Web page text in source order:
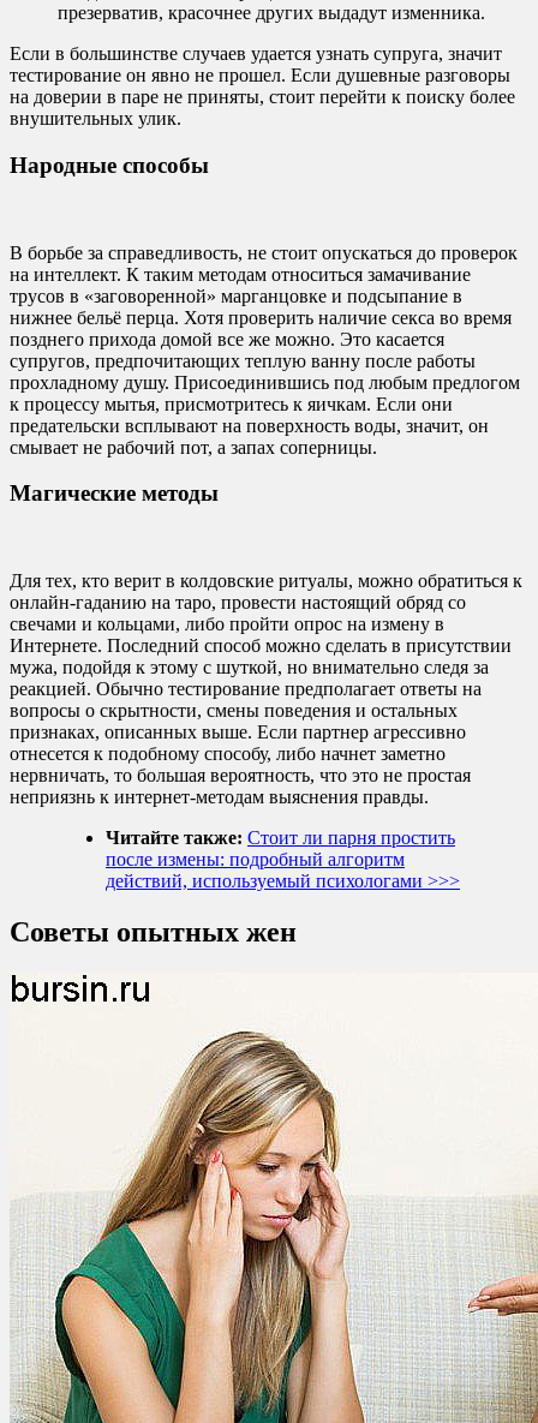
презерватив, красочнее других выдадут изменника.
Если в большинстве случаев удается узнать супруга, значит
тестирование он явно не прошел. Если душевные разговоры
на доверии в паре не приняты, стоит перейти к поиску более
внушительных улик.
Народные способы
В борьбе за справедливость, не стоит опускаться до проверок
на интеллект. К таким методам относиться замачивание
трусов в «заговоренной» марганцовке и подсыпание в
нижнее бельё перца. Хотя проверить наличие секса во время
позднего прихода домой все же можно. Это касается
супругов, предпочитающих теплую ванну после работы
прохладному душу. Присоединившись под любым предлогом
к процессу мытья, присмотритесь к яичкам. Если они
предательски всплывают на поверхность воды, значит, он
смывает не рабочий пот, а запах соперницы.
Магические методы
Для тех, кто верит в колдовские ритуалы, можно обратиться к
онлайн-гаданию на таро, провести настоящий обряд со
свечами и кольцами, либо пройти опрос на измену в
Интернете. Последний способ можно сделать в присутствии
мужа, подойдя к этому с шуткой, но внимательно следя за
реакцией. Обычно тестирование предполагает ответы на
вопросы о скрытности, смены поведения и остальных
признаках, описанных выше. Если партнер агрессивно
отнесется к подобному способу, либо начнет заметно
нервничать, то большая вероятность, что это не простая
неприязнь к интернет-методам выяснения правды.
Читайте также: Стоит ли парня простить
после измены: подробный алгоритм
действий, используемый психологами >>>
Советы опытных жен